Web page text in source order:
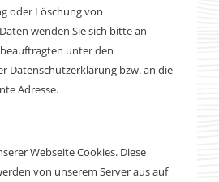
oder Löschung von
wenden Sie sich bitte an
unter den
Datenschutzerklärung bzw. an die
Adresse.
Webseite Cookies. Diese
von unserem Server aus auf